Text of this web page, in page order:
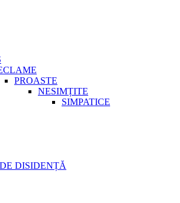
PROASTE
NESIMȚITE
SIMPATICE
DISIDENȚĂ